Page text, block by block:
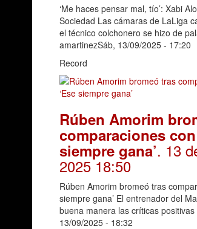
‘Me haces pensar mal, tío’: Xabi
Sociedad Las cámaras de LaLiga
el técnico colchonero se hizo de
amartinezSáb, 13/09/2025 - 17:20
Record
Rúben Amorim
comparaciones
siempre gana’. 13
2025 18:50
Rúben Amorim bromeó tras
siempre gana’ El entrenador del
buena manera las críticas
13/09/2025 - 18:32